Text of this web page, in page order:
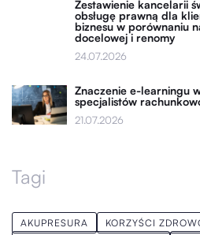
Zestawienie kancelarii
obsługę prawną dla
biznesu w porównaniu
docelowej i renomy
24.07.2026
Znaczenie e-learningu
specjalistów
21.07.2026
Tagi
AKUPRESURA
KORZYŚCI